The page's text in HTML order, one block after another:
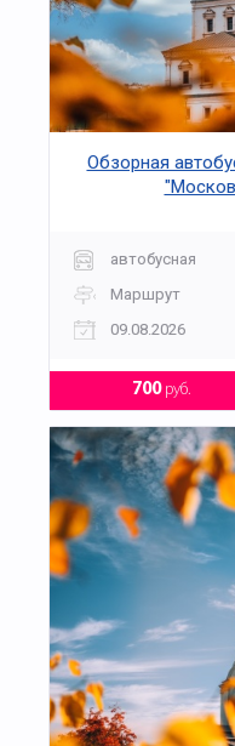
Обзорная
автобусная
Маршрут
09.08.2026
700руб.